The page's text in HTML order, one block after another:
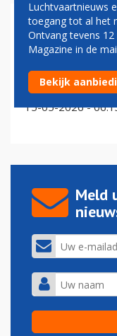
Luchthaven Palm
naar Trump
15-05-2026 -
Meld
Luchtvaartnieuws
toegang tot al het
Ontvang tevens
Magazine in de
Bekijk